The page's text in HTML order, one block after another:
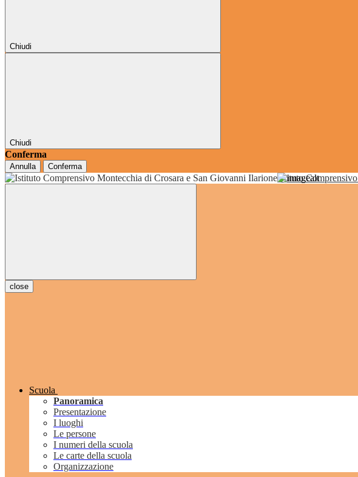
Chiudi
Chiudi
Conferma
Annulla Conferma
Istituto Comprensivo
grado
close
Scuola
Panoramica
Presentazione
I luoghi
Le persone
I numeri della scuola
Le carte della scuola
Organizzazione